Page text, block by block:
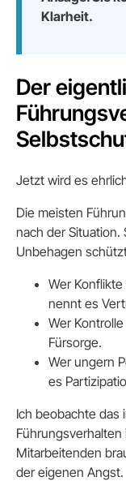
Klarheit.
Der
Jetzt wird es
Die meisten
nach der Situation.
Unbehagen
Wer
nennt es
Wer
Fürsorge.
Wer ungern
es
Ich beobachte das
Mitarbeitenden
der eigenen Angst.